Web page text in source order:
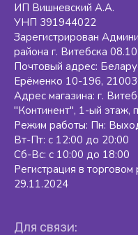
Для связи:
ИП Вишневский А.А.
УНП 391944022
Зарегистрирован
района г. Витебска
Почтовый адрес:
Ерёменко 10-196,
Адрес магазина: г.
"Континент", 1-ый этаж,
Режим работы: Пн:
Вт-Пт: с 12:00 до 20:00
Сб-Вс: с 10:00 до 18:00
Регистрация в
29.11.2024